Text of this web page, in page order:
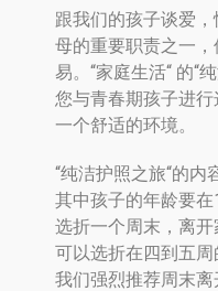
跟我们的孩子谈爱
母的重要职责之一
易。“家庭生活“ 的“
您与青春期孩子进行
一个舒适的环境。
“纯洁护照之旅“的内
其中孩子的年龄要
选折一个周末，离
可以选折在四到五周
我们强烈推荐周末